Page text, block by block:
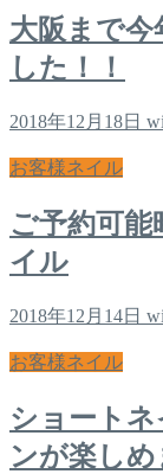
大阪まで今
した！！
2018年12月18日
お客様ネイル
ご予約可
イル
2018年12月14日
お客様ネイル
ショート
ンが楽しめ